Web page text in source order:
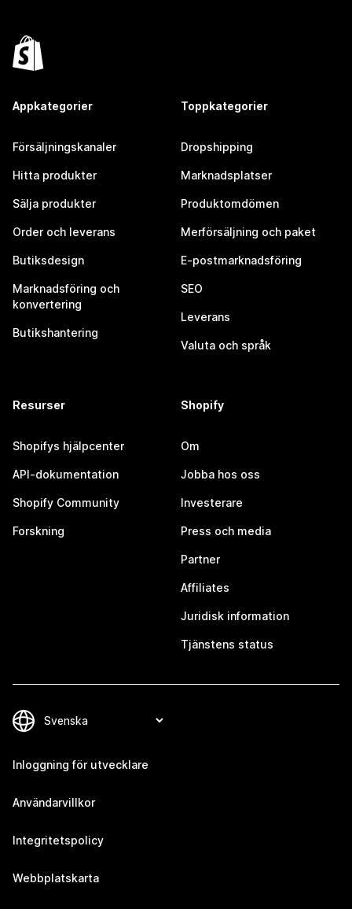
Appkategorier
Försäljningskanaler
Hitta produkter
Sälja produkter
Order och leverans
Butiksdesign
Marknadsföring och
konvertering
Butikshantering
Toppkategorier
Dropshipping
Marknadsplatser
Produktomdömen
Merförsäljning och paket
E-postmarknadsföring
SEO
Leverans
Valuta och språk
Resurser
Shopifys hjälpcenter
API-dokumentation
Shopify Community
Forskning
Shopify
Om
Jobba hos oss
Investerare
Press och media
Partner
Affiliates
Juridisk information
Tjänstens status
Inloggning för utvecklare
Användarvillkor
Integritetspolicy
Webbplatskarta